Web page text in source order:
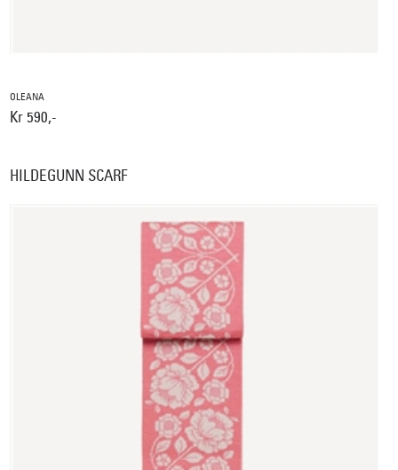
OLEANA
Kr 590,-
HILDEGUNN SCARF